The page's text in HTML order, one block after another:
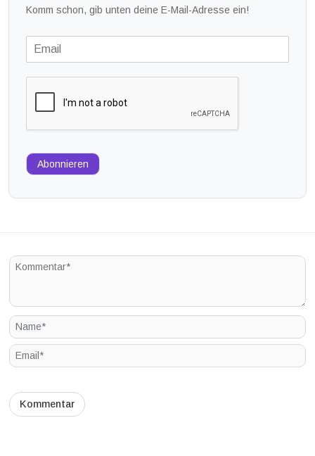
Komm schon, gib unten deine E-Mail-Adresse ein!
Abonnieren